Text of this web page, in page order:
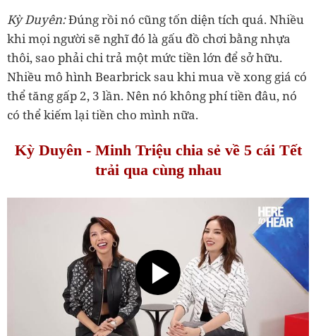
‏Kỳ Duyên:Đúng rồi nó cũng tốn diện tích quá. Nhiều
khi mọi người sẽ nghĩ đó là gấu đồ chơi bằng nhựa
thôi, sao phải chi trả một mức tiền lớn để sở hữu.
Nhiều mô hình Bearbrick sau khi mua về xong giá có
thể tăng gấp 2, 3 lần. Nên nó không phí tiền đâu, nó
trải qua cùng nhau